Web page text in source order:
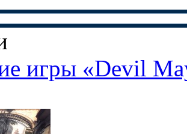
игры «Devil